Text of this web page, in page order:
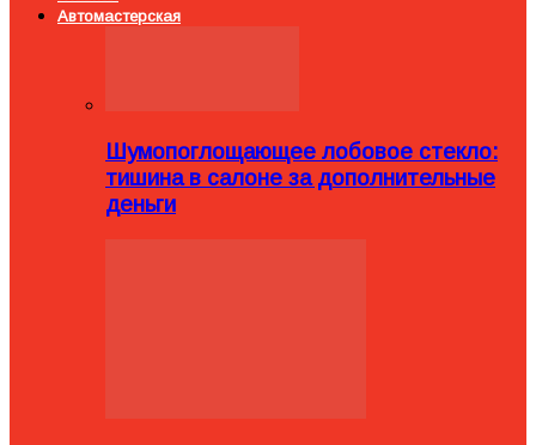
Автомастерская
Шумопоглощающее лобовое стекло:
тишина в салоне за дополнительные
деньги